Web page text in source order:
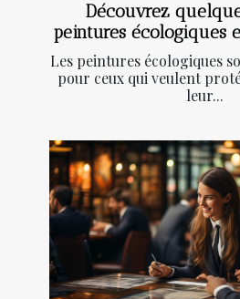
Découvrez
peintures écologiques
Les peintures écologiques
pour ceux qui veulent
leur...